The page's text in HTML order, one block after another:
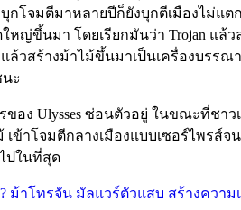
กโจมตีมาหลายปีก็ยังบุกตีเมืองไม่แต
หญ่ขึ้นมา โดยเรียกมันว่า Trojan แล้ว
วสร้างม้าไม้ขึ้นมาเป็นเครื่องบรรณ
ะ
อง Ulysses ซ่อนตัวอยู่ ในขณะที่ชาว
ข้าโจมตีกลางเมืองแบบเซอร์ไพรส์จ
ปในที่สุด